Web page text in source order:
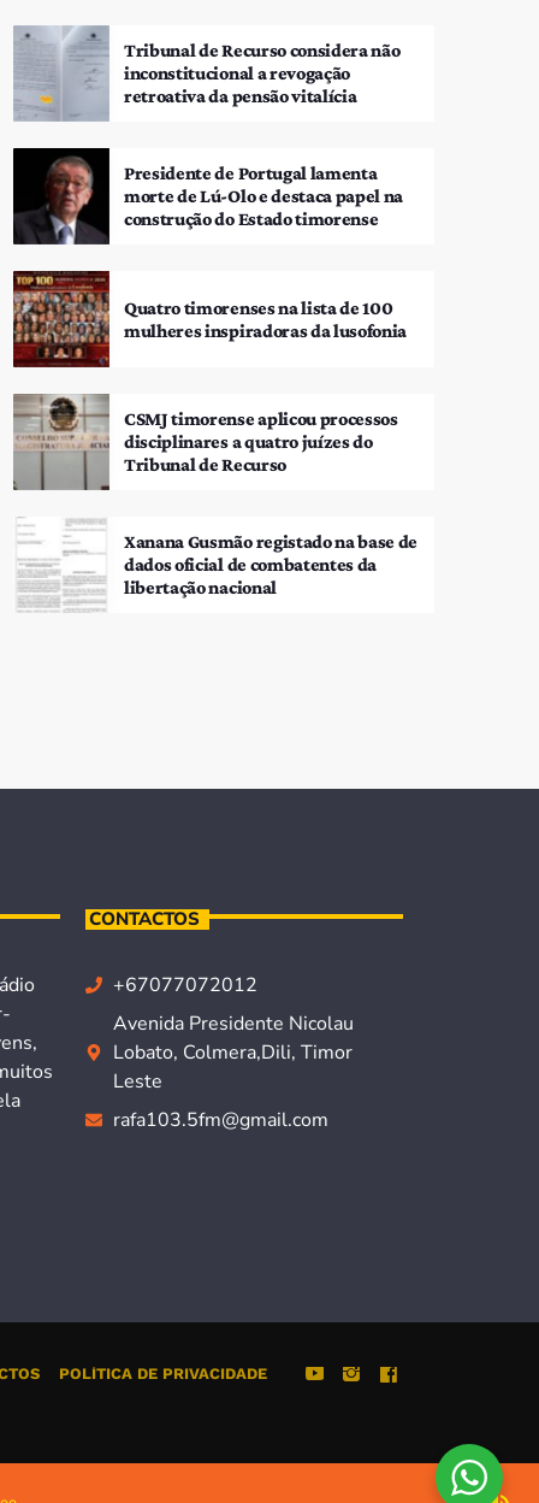
Tribunal de Recurso considera não
inconstitucional a revogação
retroativa da pensão vitalícia
Presidente de Portugal lamenta
morte de Lú-Olo e destaca papel na
construção do Estado timorense
Quatro timorenses na lista de 100
mulheres inspiradoras da lusofonia
CSMJ timorense aplicou processos
disciplinares a quatro juízes do
Tribunal de Recurso
Xanana Gusmão registado na base de
dados oficial de combatentes da
libertação nacional
CONTACTOS
+67077072012
Avenida Presidente Nicolau
Lobato, Colmera,Dili, Timor
Leste
rafa103.5fm@gmail.com
POLÍTICA DE PRIVACIDADE